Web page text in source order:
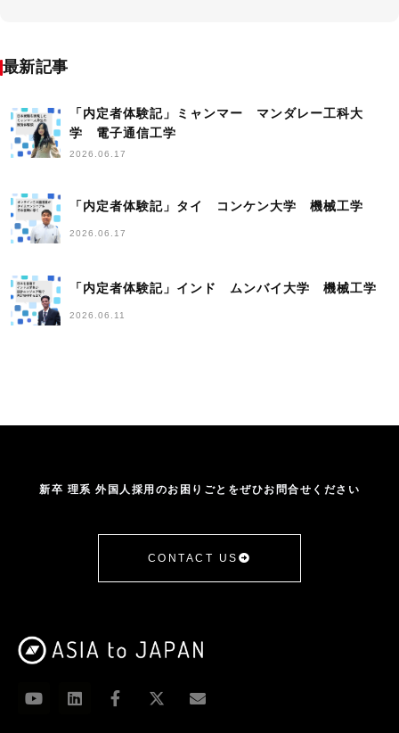
最新記事
「内定者体験記」ミャンマー マンダレー工科大
学 電子通信工学
2026.06.17
「内定者体験記」タイ コンケン大学 機械工学
2026.06.17
「内定者体験記」インド ムンバイ大学 機械工学
2026.06.11
新卒 理系 外国人採用のお困りごとをぜひお問合せください
CONTACT US